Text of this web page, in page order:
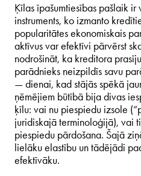
Ķīlas īpašumtiesības pašlaik
instruments, ko izmanto
popularitātes ekonomiskais
aktīvus var efektīvi pārvērst
nodrošināt, ka kreditora
parādnieks neizpildīs savu
— dienai, kad stājās spēkā
ņēmējiem būtībā bija divas
ķīlu: vai nu piespiedu izsole
juridiskajā terminoloģijā), vai
piespiedu pārdošana. Šajā
lielāku elastību un tādējādi
efektīvāku.